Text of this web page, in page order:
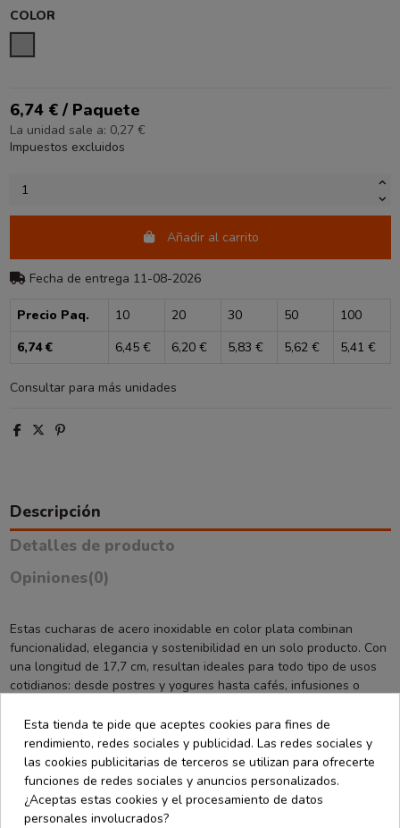
COLOR
6,74 € / Paquete
La unidad sale a: 0,27 €
Impuestos excluidos
Añadir al carrito
Fecha de entrega 11-08-2026
Precio Paq. 10 20 30 50
100
6,74 €
6,45 € 6,20 € 5,83 € 5,62 € 5,41 €
Consultar para más unidades
Descripción
Detalles de producto
Opiniones(0)
Estas cucharas de acero inoxidable en color plata combinan
funcionalidad, elegancia y sostenibilidad en un solo producto. Con
una longitud de 17,7 cm, resultan ideales para todo tipo de usos
cotidianos: desde postres y yogures hasta cafés, infusiones o
celebraciones. Su diseño clásico y acabado brillante les aporta un
toque sofisticado que se adapta perfectamente a mesas formales
e informales.
Fabricadas en acero inoxidable de alta calidad, estas cucharas
son resistentes, duraderas y 100 % reutilizables. A diferencia de
Esta tienda te pide que aceptes cookies para fines de
rendimiento, redes sociales y publicidad. Las redes sociales y
las cookies publicitarias de terceros se utilizan para ofrecerte
funciones de redes sociales y anuncios personalizados.
¿Aceptas estas cookies y el procesamiento de datos
personales involucrados?